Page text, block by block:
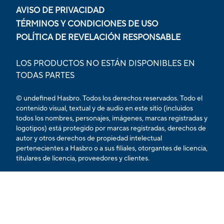
AVISO DE PRIVACIDAD
TÉRMINOS Y CONDICIONES DE USO
POLÍTICA DE REVELACIÓN RESPONSABLE
LOS PRODUCTOS NO ESTÁN DISPONIBLES EN
TODAS PARTES
© undefined Hasbro. Todos los derechos reservados. Todo el
contenido visual, textual y de audio en este sitio (incluidos
todos los nombres, personajes, imágenes, marcas registradas y
logotipos) está protegido por marcas registradas, derechos de
autor y otros derechos de propiedad intelectual
pertenecientes a Hasbro o a sus filiales, otorgantes de licencia,
titulares de licencia, proveedores y clientes.